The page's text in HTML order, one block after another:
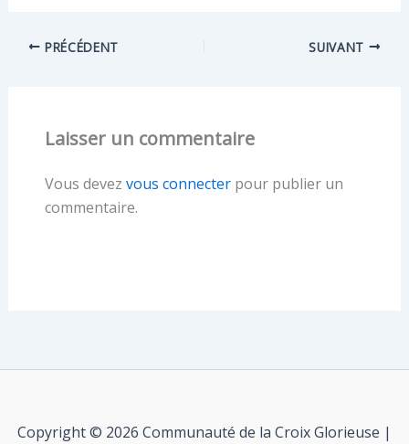
PRÉCÉDENT SUIVANT
Laisser un commentaire
Vous devez vous connecterpour publier un
commentaire.
Copyright © 2026 Communauté de la Croix Glorieuse |